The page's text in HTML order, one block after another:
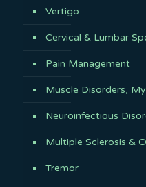
Vertigo
Cervical & Lumbar
Pain Management
Muscle Disorders,
Neuroinfectious
Multiple Sclerosis &
Tremor